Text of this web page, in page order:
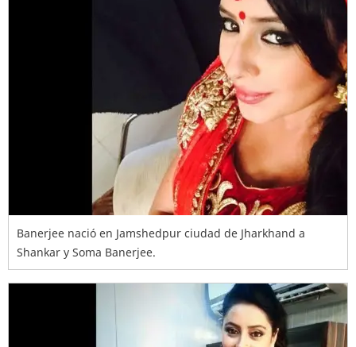
Banerjee nació en Jamshedpur ciudad de Jharkhand a
Shankar y Soma Banerjee.